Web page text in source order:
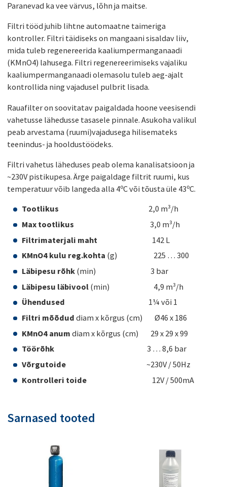
Paranevad ka vee värvus, lõhn ja maitse.
Filtri tööd juhib lihtne automaatne taimeriga
kontroller. Filtri täidiseks on mangaani sisaldav liiv,
mida tuleb regenereerida kaaliumpermanganaadi
(KMnO4) lahusega. Filtri regenereerimiseks vajaliku
kaaliumpermanganaadi olemasolu tuleb aeg-ajalt
kontrollida ning vajadusel pulbrit lisada.
Rauafilter on soovitatav paigaldada hoone veesisendi
vahetusse lähedusse tasasele pinnale. Asukoha valikul
peab arvestama (ruumi)vajadusega hilisemateks
teenindus- ja hooldustöödeks.
Filtri vahetus läheduses peab olema kanalisatsioon ja
~230V pistikupesa. Ärge paigaldage filtrit ruumi, kus
temperatuur võib langeda alla 4ºC või tõusta üle 43ºC.
Tootlikus
2,0 m³/h
Max tootlikus 3,0 m³/h
Filtrimaterjali maht 142 L
KMnO4 kulu reg.kohta (g) 225 … 300
Läbipesu rõhk (min) 3 bar
Läbipesu läbivool (min) 4,9 m³/h
Ühendused
1¼ või 1
Filtri mõõduddiam x kõrgus (cm) Ø46 x 186
KMnO4 anum diam x kõrgus (cm) 29 x 29 x 99
Töörõhk 3 … 8,6 bar
Võrgutoide ~230V / 50Hz
Kontrolleri toide 12V / 500mA
Sarnased tooted